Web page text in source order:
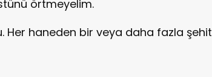
örtmeyelim.
Her haneden bir veya daha fazla şehit